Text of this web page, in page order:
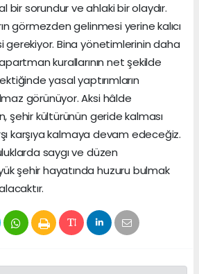
sorundur ve ahlaki bir olaydır.
görmezden gelinmesi yerine kalıcı
Bina yönetimlerinin daha
kurallarının net şekilde
yasal yaptırımların
görünüyor. Aksi hâlde
şehir kültürünün geride kalması
karşıya kalmaya devam edeceğiz.
saygı ve düzen
şehir hayatında huzuru bulmak